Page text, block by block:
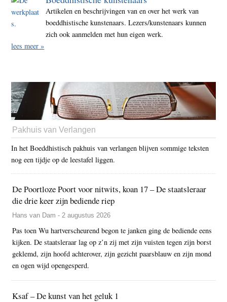
Artikelen en beschrijvingen van en over het werk van
boeddhistische kunstenaars. Lezers/kunstenaars kunnen
zich ook aanmelden met hun eigen werk.
lees meer »
Pakhuis van Verlangen
In het Boeddhistisch pakhuis van verlangen blijven sommige teksten
nog een tijdje op de leestafel liggen.
De Poortloze Poort voor nitwits, koan 17 – De staatsleraar
die drie keer zijn bediende riep
Hans van Dam - 2 augustus 2026
Pas toen Wu hartverscheurend begon te janken ging de bediende eens
kijken. De staatsleraar lag op z’n zij met zijn vuisten tegen zijn borst
geklemd, zijn hoofd achterover, zijn gezicht paarsblauw en zijn mond
en ogen wijd opengesperd.
Ksaf – De kunst van het geluk 1